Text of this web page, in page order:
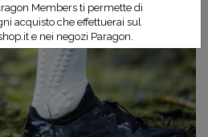
Members ti permette di
acquisto che effettuerai sul
e nei negozi Paragon.